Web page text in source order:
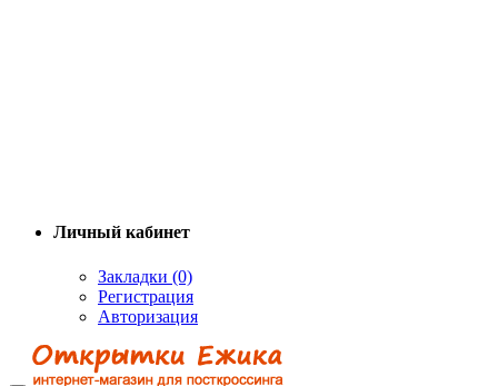
Личный кабинет
Закладки (0)
Регистрация
Авторизация